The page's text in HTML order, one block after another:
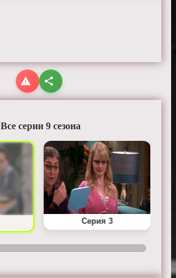
Все серии 9 сезона
Серия 3